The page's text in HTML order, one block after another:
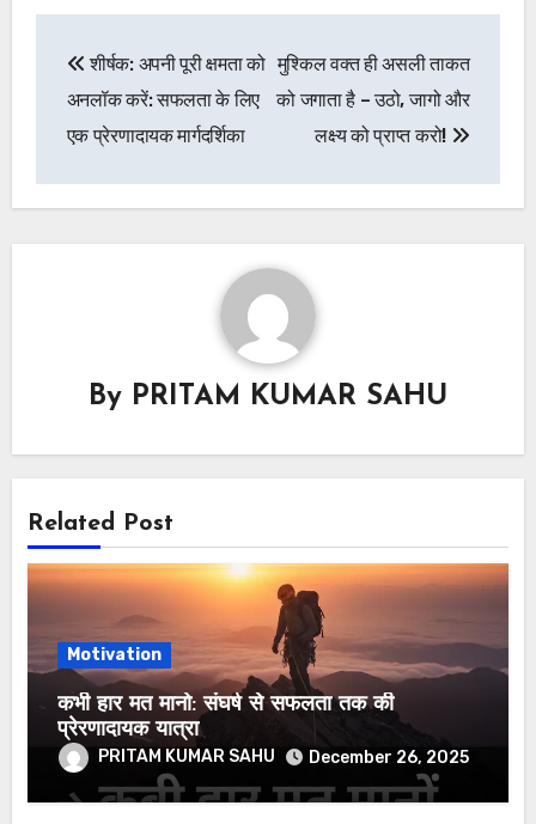
navigation
शीर्षक: अपनी पूरी क्षमता को
अनलॉक करें: सफलता के लिए
एक प्रेरणादायक मार्गदर्शिका
मुश्किल वक्त ही असली ताकत
को जगाता है – उठो, जागो और
लक्ष्य को प्राप्त करो!
By PRITAM KUMAR SAHU
Related Post
Motivation
कभी हार मत मानो: संघर्ष से सफलता तक की
प्रेरणादायक यात्रा
PRITAM KUMAR SAHU December 26, 2025